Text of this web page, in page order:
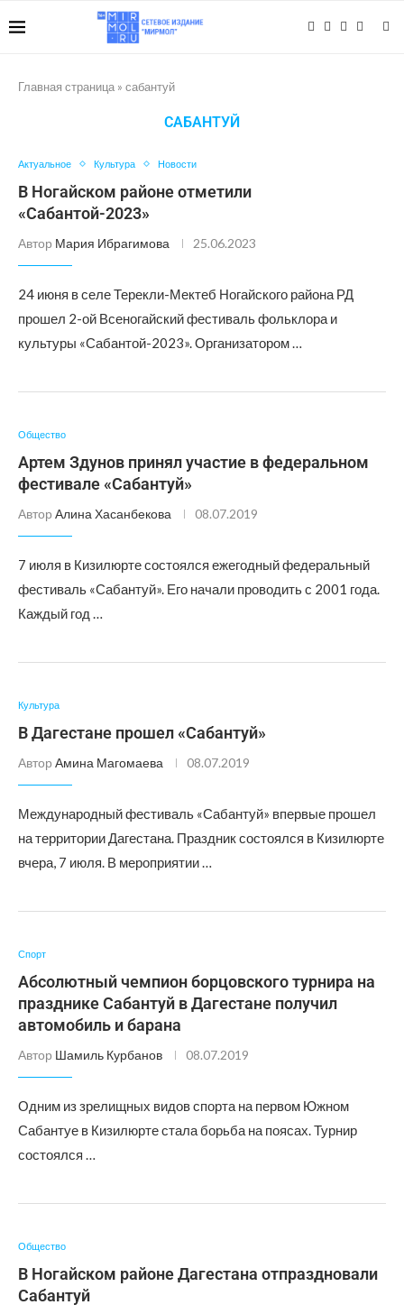
Главная страница » сабантуй
САБАНТУЙ
Актуальное Культура Новости
В Ногайском районе отметили
«Сабантой-2023»
Автор Мария Ибрагимова 25.06.2023
24 июня в селе Терекли-Мектеб Ногайского района РД
прошел 2-ой Всеногайский фестиваль фольклора и
культуры «Сабантой-2023». Организатором …
Общество
Артем Здунов принял участие в федеральном
фестивале «Сабантуй»
Автор Алина Хасанбекова 08.07.2019
7 июля в Кизилюрте состоялся ежегодный федеральный
фестиваль «Сабантуй». Его начали проводить с 2001 года.
Каждый год …
Культура
В Дагестане прошел «Сабантуй»
Автор Амина Магомаева 08.07.2019
Международный фестиваль «Сабантуй» впервые прошел
на территории Дагестана. Праздник состоялся в Кизилюрте
вчера, 7 июля. В мероприятии …
Спорт
Абсолютный чемпион борцовского турнира на
празднике Сабантуй в Дагестане получил
автомобиль и барана
Автор Шамиль Курбанов 08.07.2019
Одним из зрелищных видов спорта на первом Южном
Сабантуе в Кизилюрте стала борьба на поясах. Турнир
состоялся …
Общество
В Ногайском районе Дагестана отпраздновали
Сабантуй